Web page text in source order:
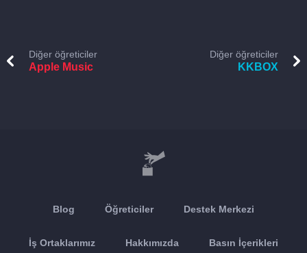
Diğer öğreticiler
Apple Music
Diğer öğreticiler
KKBOX
Blog Öğreticiler Destek Merkezi
İş Ortaklarımız Hakkımızda Basın İçerikleri